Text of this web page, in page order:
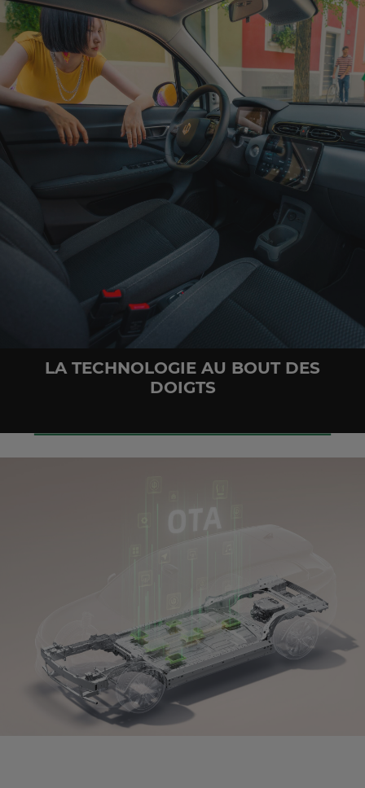
LA TECHNOLOGIE AU BOUT DES
DOIGTS